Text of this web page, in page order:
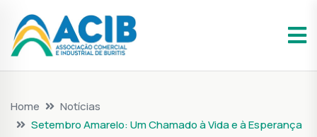
Home
Notícias
Setembro Amarelo: Um Chamado à Vida e à Esperança